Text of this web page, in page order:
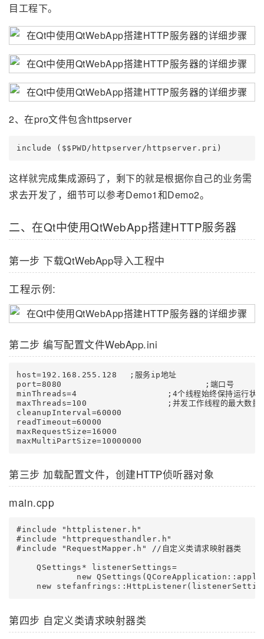
目工程下。
2、在pro文件包含httpserver
这样就完成集成源码了，剩下的就是根据你自己的业务需
求去开发了，细节可以参考Demo1和Demo2。
二、在Qt中使用QtWebApp搭建HTTP服务器
第一步 下载QtWebApp导入工程中
工程示例:
第二步 编写配置文件WebApp.ini
host=192.168.255.128	;服务ip地址
port=8080				;端口号
minThreads=4			;4个线程始终保持运行状态
maxThreads=100			;并发工作线程的最大数量
cleanupInterval=60000
readTimeout=60000
maxRequestSize=16000
第三步 加载配置文件，创建HTTP侦听器对象
main.cpp
#include "httplistener.h"
#include "httprequesthandler.h"
#include "RequestMapper.h" //自定义类请求映射器类
    QSettings* listenerSettings=
new
第四步 自定义类请求映射器类